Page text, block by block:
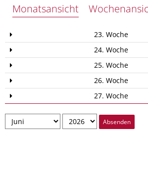
Monatsansicht
23. Woche
24. Woche
25. Woche
26. Woche
27. Woche
Absenden